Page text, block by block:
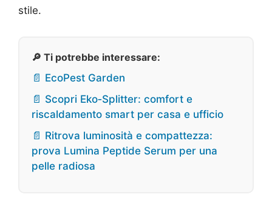
stile.
🔎 Ti potrebbe interessare:
📄 EcoPest Garden
📄 Scopri Eko‑Splitter: comfort e
riscaldamento smart per casa e ufficio
📄 Ritrova luminosità e compattezza:
prova Lumina Peptide Serum per una
pelle radiosa